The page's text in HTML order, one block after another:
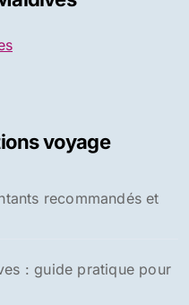
voyage
recommandés et
: guide pratique pour